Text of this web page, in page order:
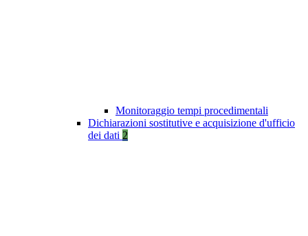
Monitoraggio tempi procedimentali
Dichiarazioni sostitutive e acquisizione d'ufficio
dei dati 2